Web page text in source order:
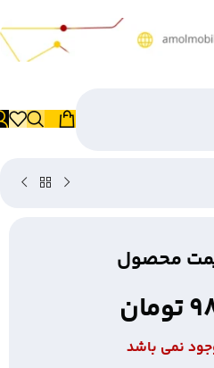
محصول
تومان
نمی باشد